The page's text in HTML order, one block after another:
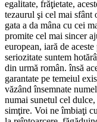
egalitate, frăţietate,
tezaurul şi cel mai sfânt
gata a da mâna cu cei
promite cel mai sincer
european, iară de
seriozitate suntem
din urmă român. însă
garantate pe temeiul
văzând însemnate
numai sunetul cel
simţire. Voi ne îmbiaţi